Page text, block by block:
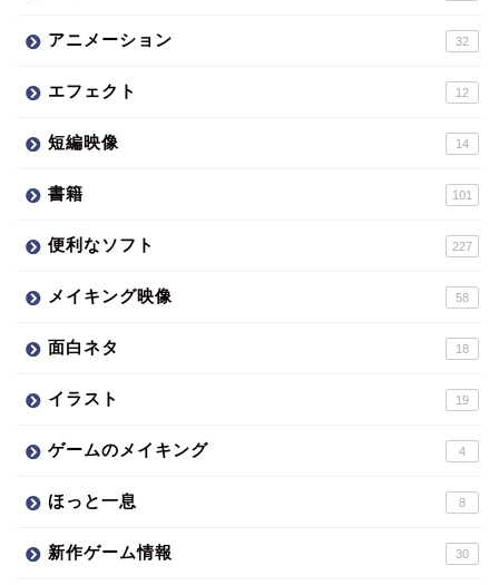
アニメーション 32
エフェクト 12
短編映像 14
書籍 101
便利なソフト 227
メイキング映像 58
面白ネタ 18
イラスト 19
ゲームのメイキング 4
ほっと一息 8
新作ゲーム情報 30